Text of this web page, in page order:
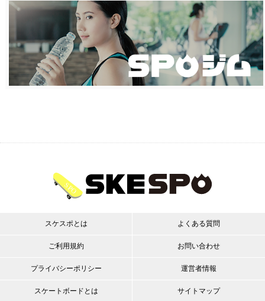
スケスポとは
ご利用規約
プライバシーポリシー
スケートボードとは
よくある質問
お問い合わせ
運営者情報
サイトマップ